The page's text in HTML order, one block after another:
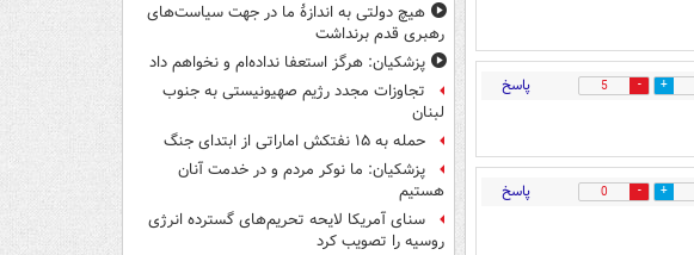
5 پاسخ
0 پاسخ
هیچ دولتی به اندازۀ ما در جهت سیاست‌های
رهبری قدم برنداشت
پزشکیان: هرگز استعفا نداده‌ام و نخواهم داد
تجاوزات مجدد رژیم صهیونیستی به جنوب
لبنان
حمله به ۱۵ نفتکش‌ اماراتی از ابتدای جنگ
پزشکیان: ما نوکر مردم و در خدمت آنان
هستیم
سنای آمریکا لایحه تحریم‌های گسترده انرژی
روسیه را تصویب کرد